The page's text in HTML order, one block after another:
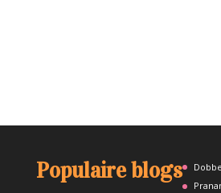
Populaire blogs